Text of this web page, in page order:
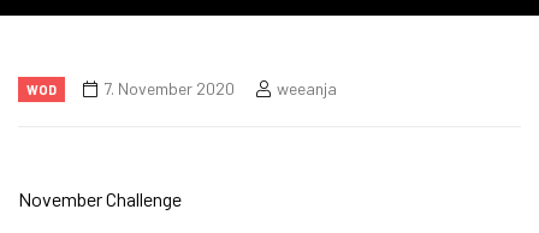
WOD 7. November 2020 weeanja
November Challenge